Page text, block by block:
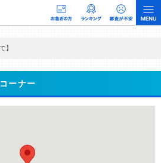
】
く、当編集部の調査／ユーザーへの口コミ収集な
提供を行っています。
ーナー